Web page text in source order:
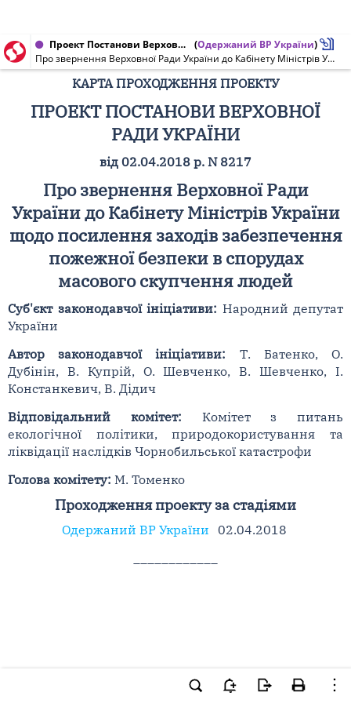
Проект Постанови Верховної Ради України, Карта проходження проекту від 02.04.2018 № 8217 (Одержаний ВР України)
Про звернення Верховної Ради України до Кабінету Міністрів України щодо посилення заходів забезпечення пожежної безпеки в спорудах масового скупчення людей